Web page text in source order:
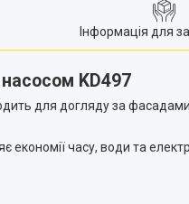
Інформація для
KD497
для догляду за
економії часу, води та